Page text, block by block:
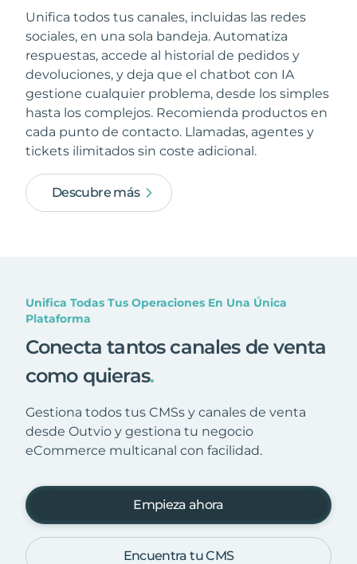
Unifica todos tus canales, incluidas las redes
sociales, en una sola bandeja. Automatiza
respuestas, accede al historial de pedidos y
devoluciones, y deja que el chatbot con IA
gestione cualquier problema, desde los simples
hasta los complejos. Recomienda productos en
cada punto de contacto. Llamadas, agentes y
tickets ilimitados sin coste adicional.
Descubre más
Unifica Todas Tus Operaciones En Una Única
Plataforma
Conecta tantos canales de venta
como quieras.
Gestiona todos tus CMSs y canales de venta
desde Outvio y gestiona tu negocio
eCommerce multicanal con facilidad.
Empieza ahora
Encuentra tu CMS